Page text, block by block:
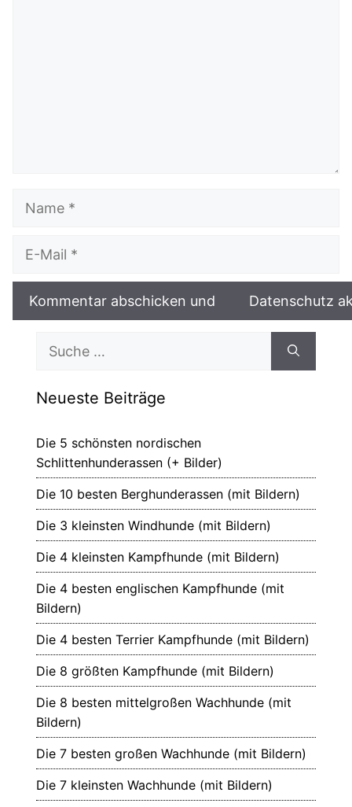
Name
E-
Suche
Neueste Beiträge
Die 5 schönsten nordischen
Schlittenhunderassen (+ Bilder)
Die 10 besten Berghunderassen (mit Bildern)
Die 3 kleinsten Windhunde (mit Bildern)
Die 4 kleinsten Kampfhunde (mit Bildern)
Die 4 besten englischen Kampfhunde (mit
Bildern)
Die 4 besten Terrier Kampfhunde (mit Bildern)
Die 8 größten Kampfhunde (mit Bildern)
Die 8 besten mittelgroßen Wachhunde (mit
Bildern)
Die 7 besten großen Wachhunde (mit Bildern)
Die 7 kleinsten Wachhunde (mit Bildern)